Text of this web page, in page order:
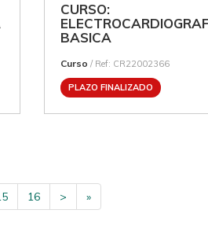
CURSO:
BASICA
Curso / Ref: CR22002366
PLAZO FINALIZADO
16 > »